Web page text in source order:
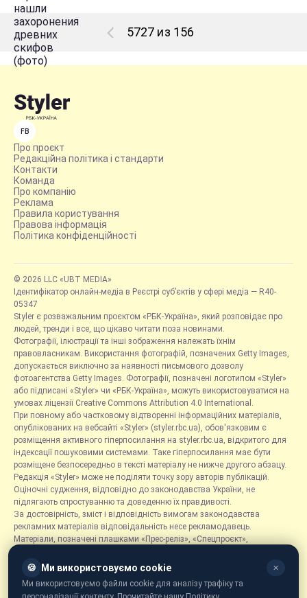
5727 из 156
FB
Про проєкт
Редакційна політика і стандарти
Контакти
Команда
Про компанію
Реклама
Правила користування
Правова інформація
Політика конфіденційності
© 2026 LLC «UBT MEDIA»
Ідентифікатор онлайн-медіа в Реєстрі суб’єктів у сфері медіа — R40-
05347
Styler є розважальним проєктом «РБК-Україна», який розповідає про
людей, тренди і все, що цікаво читати поза новинами.
Фотографії, ілюстрації та інші зображення належать їхнім
правовласникам. Використання фотографій, позначених Getty Images,
допускається виключно за наявності письмового дозволу
фотоагентства Getty Images. Фотографії, позначені логотипом «Styler»
або підписані «Styler» чи «РБК-Україна», можуть використовуватися на
умовах ліцензії Creative Commons Attribution 4.0 International.
При повному або частковому відтворенні інформаційних матеріалів,
опублікованих на вебсайті «Styler» (styler.rbc.ua), обов'язковим є
розміщення активного гіперпосилання на styler.rbc.ua, відкритого для
індексації пошуковими системами. Таке гіперпосилання має бути
розміщене безпосередньо в тексті матеріалу не нижче другого абзацу.
Редакція «Styler» може не поділяти точку зору авторів публікацій.
Оціночні судження, відповідно до законодавства України, не
підлягають спростуванню та доведенню їх правдивості.
За достовірність, зміст і відповідність вимогам законодавства
рекламних матеріалів відповідальність несе рекламодавець.
Матеріали, позначені плашками «Прес-реліз», «Спецпроєкт»,
розміщуються на правах реклами.
Рубрика «Новини компаній» є інформаційним форматом, що містить
новини, повідомлення та оголошення, пов'язані з діяльністю
🍪 Ми використовуємо cookie ✕
Ми використовуємо файли cookie для аналізу трафіку та